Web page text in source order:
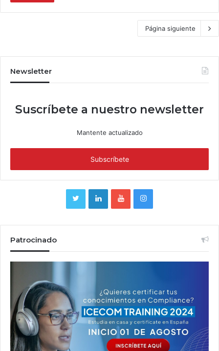
Página siguiente
Newsletter
Suscríbete a nuestro newsletter
Mantente actualizado
Patrocinado